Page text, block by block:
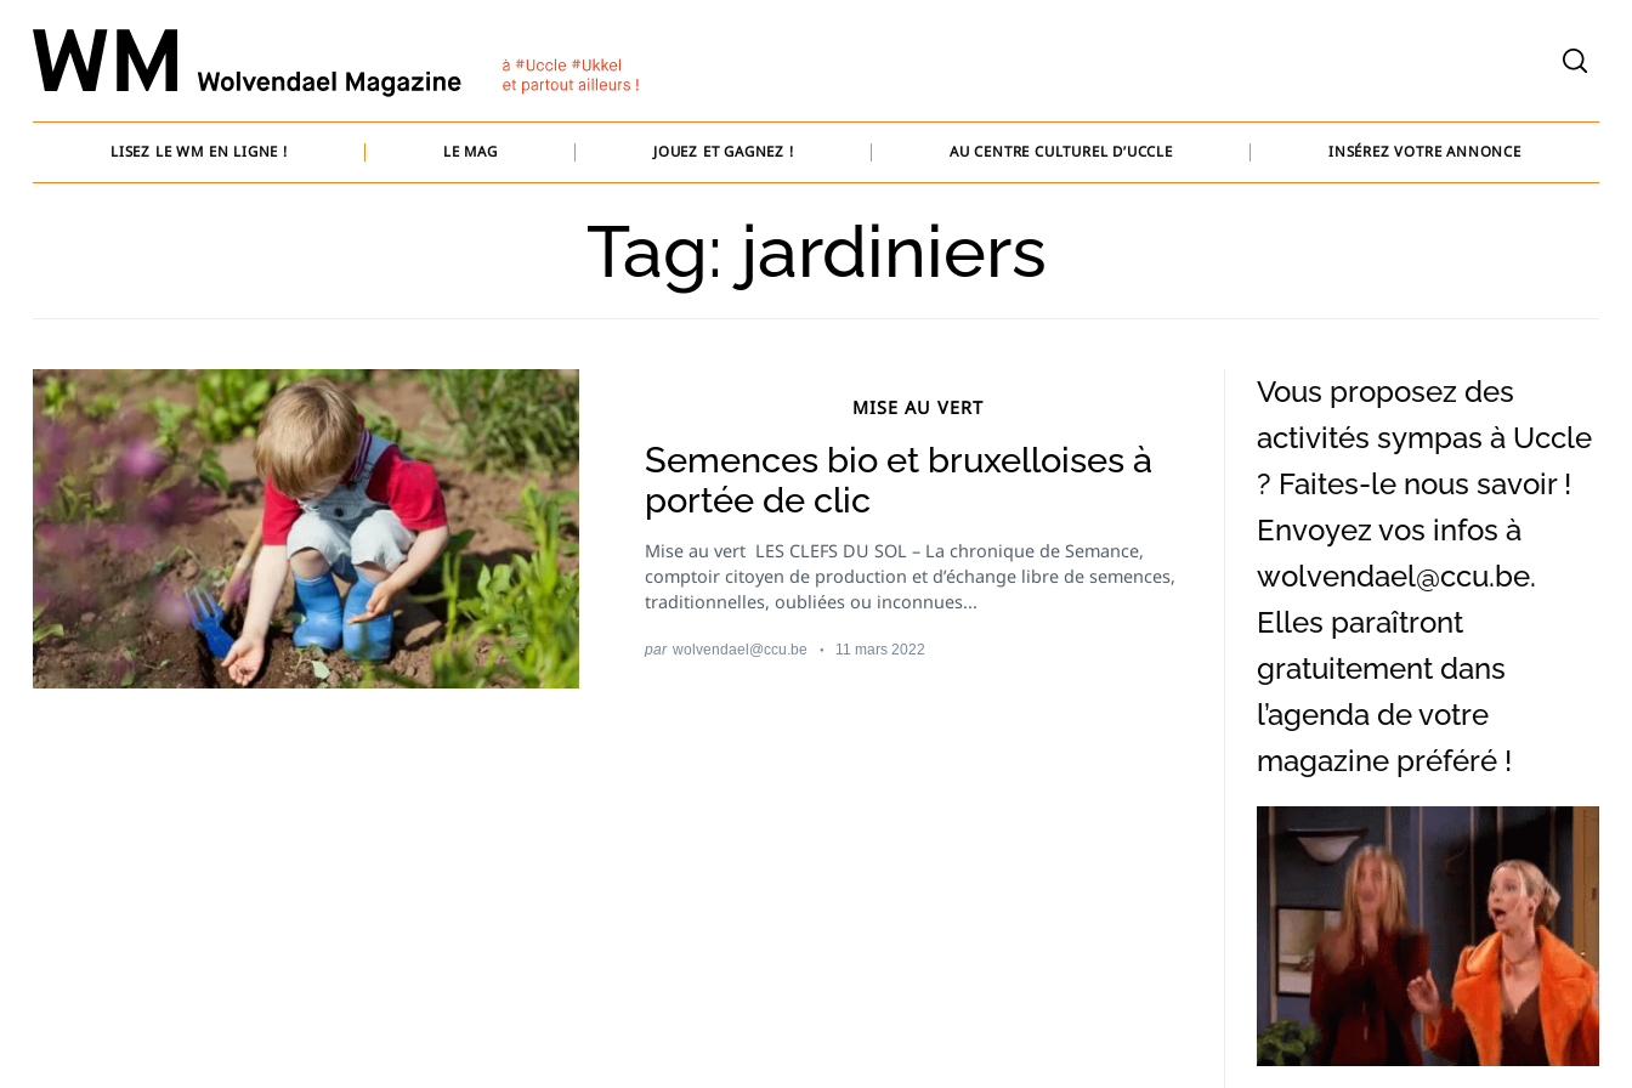
content
LISEZ LE WM EN LIGNE ! LE MAG JOUEZ ET GAGNEZ ! AU CENTRE CULTUREL D’UCCLE INSÉREZ VOTRE ANNONCE
bernard@baammedia.be
jennifer@baammedia.be
Tag: jardiniers
MISE AU VERT
Semences bio et bruxelloises à
portée de clic
Mise au vert LES CLEFS DU SOL – La chronique de Semance,
comptoir citoyen de production et d’échange libre de semences,
traditionnelles, oubliées ou inconnues...
par wolvendael@ccu.be 11 mars 2022
Vous proposez des
activités sympas à Uccle
? Faites-le nous savoir !
Envoyez vos infos à
wolvendael@ccu.be.
Elles paraîtront
gratuitement dans
l’agenda de votre
magazine préféré !
Recherche
pour
: